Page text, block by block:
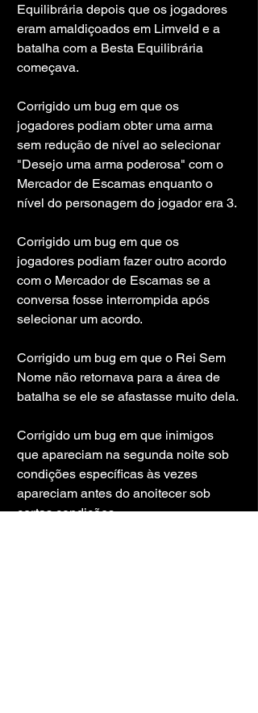
Equilibrária depois que os jogadores
eram amaldiçoados em Limveld e a
batalha com a Besta Equilibrária
começava.
Corrigido um bug em que os
jogadores podiam obter uma arma
sem redução de nível ao selecionar
"Desejo uma arma poderosa" com o
Mercador de Escamas enquanto o
nível do personagem do jogador era 3.
Corrigido um bug em que os
jogadores podiam fazer outro acordo
com o Mercador de Escamas se a
conversa fosse interrompida após
selecionar um acordo.
Corrigido um bug em que o Rei Sem
Nome não retornava para a área de
batalha se ele se afastasse muito dela.
Corrigido um bug em que inimigos
que apareciam na segunda noite sob
condições específicas às vezes
apareciam antes do anoitecer sob
certas condições.